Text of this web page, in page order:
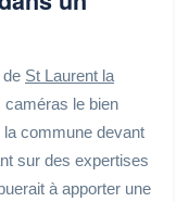
de St Laurent la
caméras le bien
commune devant
sur des expertises
à apporter une